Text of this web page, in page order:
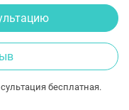
бесплатная.